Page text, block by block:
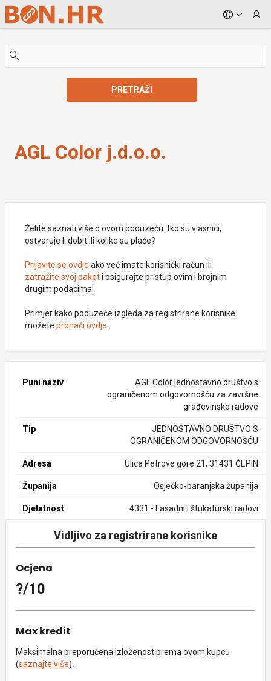
Skip to Main Content
PRETRAŽI
AGL Color j.d.o.o.
Želite saznati više o ovom poduzeću: tko su vlasnici,
ostvaruje li dobit ili kolike su plaće?
Prijavite se ovdje ako već imate korisnički račun ili
zatražite svoj paketi osigurajte pristup ovim i brojnim
drugim podacima!
Primjer kako poduzeće izgleda za registrirane korisnike
možete pronaći ovdje
Puni naziv
AGL Color jednostavno društvo s
ograničenom odgovornošću za završne
građevinske radove
Tip
JEDNOSTAVNO DRUŠTVO S
OGRANIČENOM ODGOVORNOŠĆU
Adresa Ulica Petrove gore 21, 31431 ČEPIN
Županija Osječko-baranjska županija
Djelatnost 4331 - Fasadni i štukaturski radovi
Vidljivo za registrirane korisnike
Ocjena
?/10
Max kredit
Maksimalna preporučena izloženost prema ovom kupcu
(saznajte više).